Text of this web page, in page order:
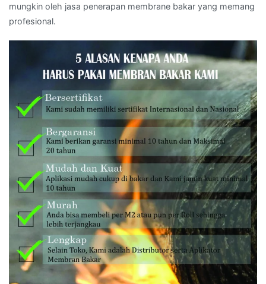
mungkin oleh jasa penerapan membrane bakar yang memang
profesional.